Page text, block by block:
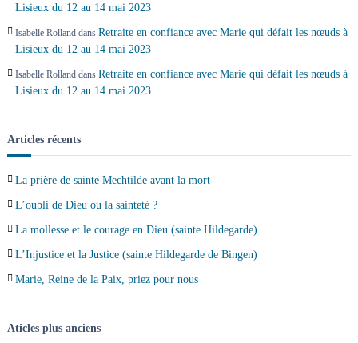
c
e
Lisieux du 12 au 14 mai 2023
Isabelle Rollanddans Retraite en confiance avec Marie qui défait les nœuds à
Lisieux du 12 au 14 mai 2023
Isabelle Rollanddans Retraite en confiance avec Marie qui défait les nœuds à
Lisieux du 12 au 14 mai 2023
Articles récents
La prière de sainte Mechtilde avant la mort
L’oubli de Dieu ou la sainteté ?
La mollesse et le courage en Dieu (sainte Hildegarde)
L’Injustice et la Justice (sainte Hildegarde de Bingen)
Marie, Reine de la Paix, priez pour nous
Aticles plus anciens